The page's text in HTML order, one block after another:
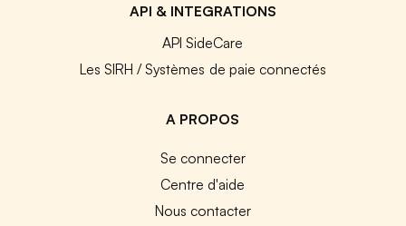
API & INTEGRATIONS
API SideCare
Les SIRH / Systèmes de paie connectés
A PROPOS
Se connecter
Centre d'aide
Nous contacter